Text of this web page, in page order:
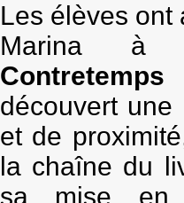
Les élèves ont
Marina
découvert une
et de
la chaîne du
sa mise